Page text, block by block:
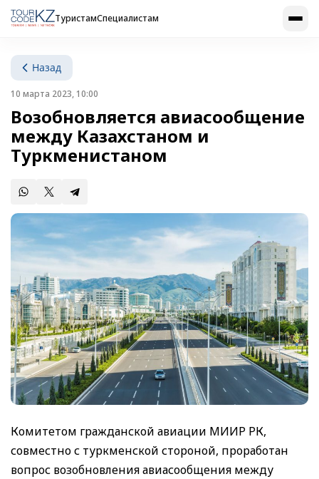
ТуристамСпециалистам
Назад
10 марта 2023, 10:00
Возобновляется авиасообщение
между Казахстаном и
Туркменистаном
Комитетом гражданской авиации МИИР РК,
совместно с туркменской стороной, проработан
вопрос возобновления авиасообщения между